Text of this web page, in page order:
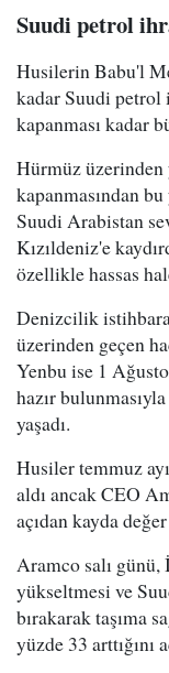
Suudi petrol
Husilerin Babu'l
kadar Suudi petrol
kapanması kadar
Hürmüz üzerinden
kapanmasından
Suudi Arabistan
Kızıldeniz'e
özellikle hassas
Denizcilik
üzerinden geçen
Yenbu ise 1
hazır
yaşadı.
Husiler temmuz
aldı ancak CEO
açıdan kayda
Aramco salı günü,
yükseltmesi ve
bırakarak taşıma
yüzde 33 arttığını